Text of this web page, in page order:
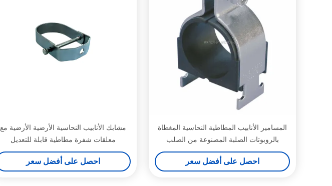
المسامير الأنابيب المطاطية النحاسية المغطاة
بالروبوتات الصلبة المصنوعة من الصلب
المصنوع من الصلب
احصل على أفضل سعر
مشابك الأنابيب النحاسية الأرضية الأرضية مع
معلقات شفرة مطاطية قابلة للتعديل
احصل على أفضل سعر